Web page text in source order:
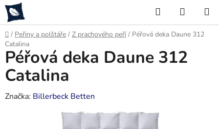
Přejít
na
obsah
Hledat
KOŠÍK
Domů
/ Peřiny a polštáře / Z prachového peří / Péřová deka Daune 312
Catalina
Péřová deka Daune 312
Catalina
Značka: Billerbeck Betten